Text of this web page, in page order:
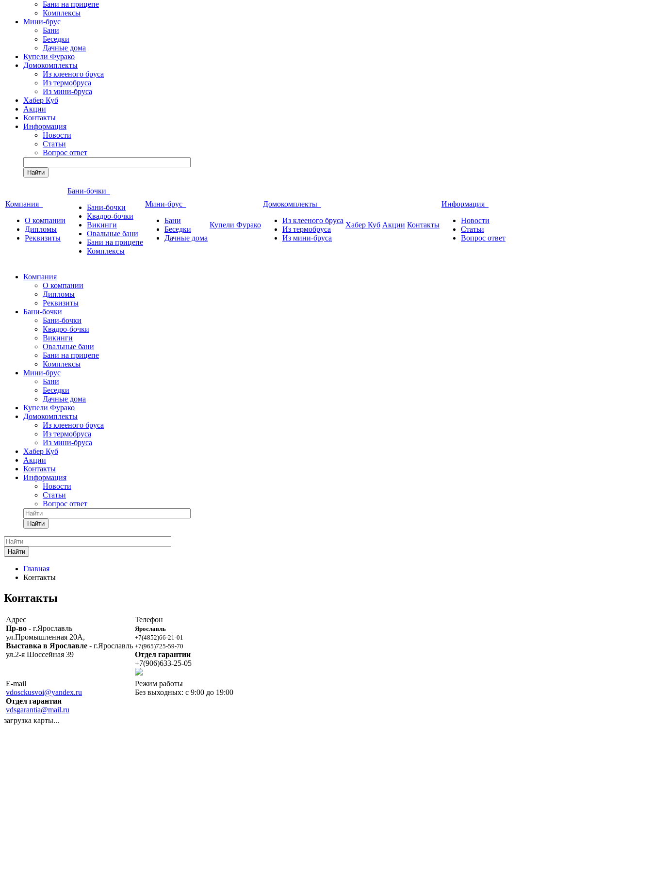
Бани на прицепе
Комплексы
Мини-брус
Бани
Беседки
Дачные дома
Купели Фурако
Домокомплекты
Из клееного бруса
Из термобруса
Из мини-бруса
Хабер Куб
Акции
Контакты
Информация
Новости
Статьи
Вопрос ответ
Найти
Компания
О компании
Дипломы
Реквизиты
Бани-бочки
Бани-бочки
Квадро-бочки
Викинги
Овальные бани
Бани на прицепе
Комплексы
Мини-брус
Бани
Беседки
Дачные дома
Купели Фурако
Домокомплекты
Из клееного бруса
Из термобруса
Из мини-бруса
Хабер Куб Акции Контакты
Информация
Новости
Статьи
Вопрос ответ
Компания
О компании
Дипломы
Реквизиты
Бани-бочки
Бани-бочки
Квадро-бочки
Викинги
Овальные бани
Бани на прицепе
Комплексы
Мини-брус
Бани
Беседки
Дачные дома
Купели Фурако
Домокомплекты
Из клееного бруса
Из термобруса
Из мини-бруса
Хабер Куб
Акции
Контакты
Информация
Новости
Статьи
Вопрос ответ
Найти
Найти
Главная
Контакты
Контакты
Адрес
Пр-во - г.Ярославль
ул.Промышленная 20А,
Выставка в Ярославле - г.Ярославль
ул.2-я Шоссейная 39
Телефон
Ярославль
+7(4852)66-21-01
+7(965)725-59-70
Отдел гарантии
+7(906)633-25-05
E-mail
vdosckusvoi@yandex.ru
Отдел гарантии
vdsgarantia@mail.ru
Режим работы
Без выходных: с 9:00 до 19:00
загрузка карты...